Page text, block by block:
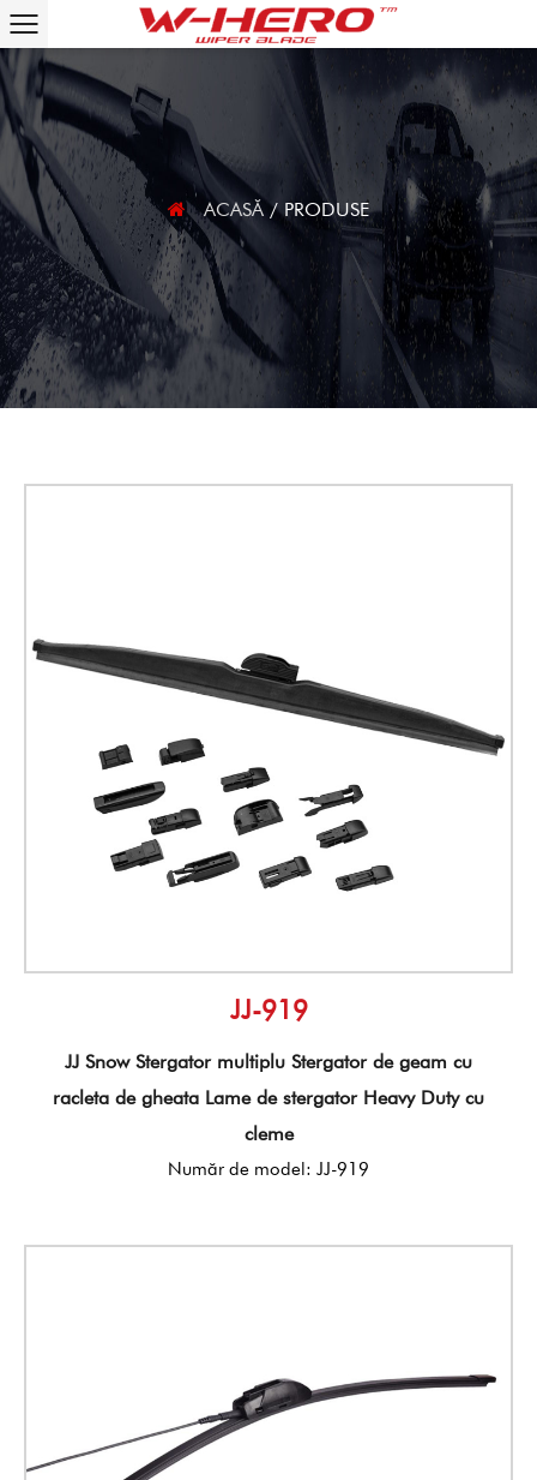
ACASĂ/PRODUSE
JJ-919
JJ Snow Stergator multiplu Stergator de geam cu
racleta de gheata Lame de stergator Heavy Duty cu
cleme
Număr de model: JJ-919